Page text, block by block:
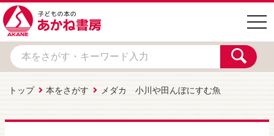
トップ 本をさがす メダカ 小川や田んぼにすむ魚